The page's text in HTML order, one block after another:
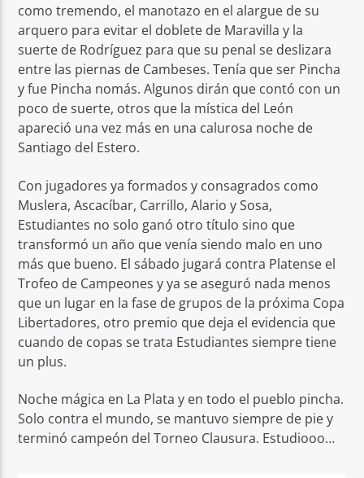
como tremendo, el manotazo en el alargue de su
arquero para evitar el doblete de Maravilla y la
suerte de Rodríguez para que su penal se deslizara
entre las piernas de Cambeses. Tenía que ser Pincha
y fue Pincha nomás. Algunos dirán que contó con un
poco de suerte, otros que la mística del León
apareció una vez más en una calurosa noche de
Santiago del Estero.
Con jugadores ya formados y consagrados como
Muslera, Ascacíbar, Carrillo, Alario y Sosa,
Estudiantes no solo ganó otro título sino que
transformó un año que venía siendo malo en uno
más que bueno. El sábado jugará contra Platense el
Trofeo de Campeones y ya se aseguró nada menos
que un lugar en la fase de grupos de la próxima Copa
Libertadores, otro premio que deja el evidencia que
cuando de copas se trata Estudiantes siempre tiene
un plus.
Noche mágica en La Plata y en todo el pueblo pincha.
Solo contra el mundo, se mantuvo siempre de pie y
terminó campeón del Torneo Clausura. Estudiooo…